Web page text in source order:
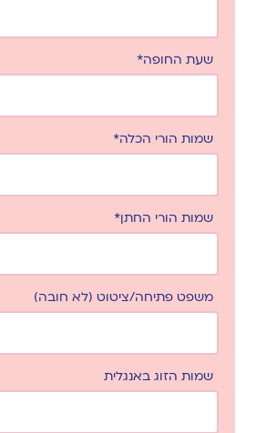
שעת החופה*
שמות הורי הכלה*
שמות הורי החתן*
משפט פתיחה/ציטוט (לא חובה)
שמות הזוג באנגלית